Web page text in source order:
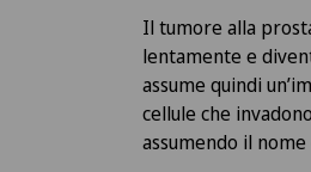
Il tumore alla
lentamente e
assume quindi
cellule che
assumendo il